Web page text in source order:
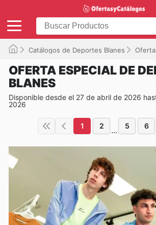
Catálogos de Deportes Blanes
OFERTA ESPECIAL DE
BLANES
Disponible desde el 27 de abril de 2026
2026
1 2 ... 5 6